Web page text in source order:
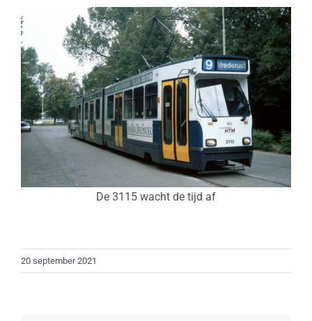
De 3115 wacht de tijd af
20 september 2021